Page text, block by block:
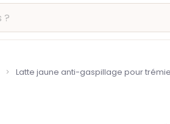
Latte jaune anti-gaspillage pour